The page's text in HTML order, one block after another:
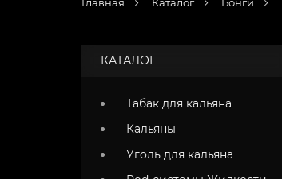
КАТАЛОГ
Табак для кальяна
Кальяны
Уголь для кальяна